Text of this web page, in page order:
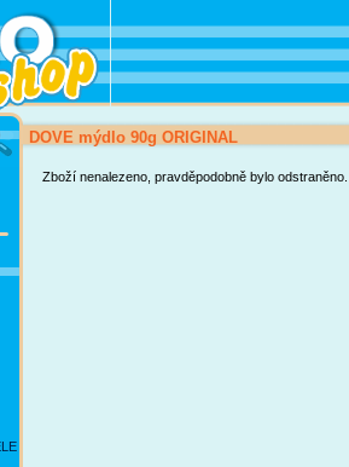
DOVE mýdlo 90g ORIGINAL
Zboží nenalezeno, pravděpodobně bylo odstraněno.